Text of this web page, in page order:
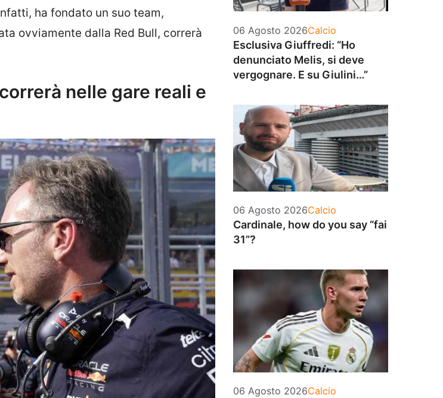
ha fondato un suo team,
ovviamente dalla Red Bull, correrà
nelle gare reali e
06 Agosto 2026Categorie
Calcio
Esclusiva Giuffredi: “Ho
denunciato Melis, si deve
vergognare. E su Giulini…”
06 Agosto 2026Categorie
Calcio
Cardinale, how do you say “fai
31”?
06 Agosto 2026Categorie
Calcio